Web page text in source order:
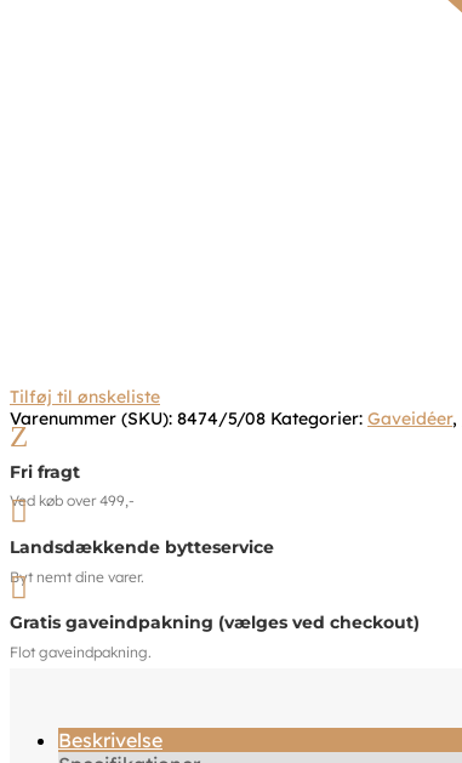
Tilføj til ønskeliste
Varenummer (SKU): 8474/5/08 Kategorier: Gaveidéer,
Z
Fri fragt
Ved køb over 499,-

Landsdækkende bytteservice
Byt nemt dine varer.

Gratis gaveindpakning (vælges ved checkout)
Flot gaveindpakning.
Beskrivelse